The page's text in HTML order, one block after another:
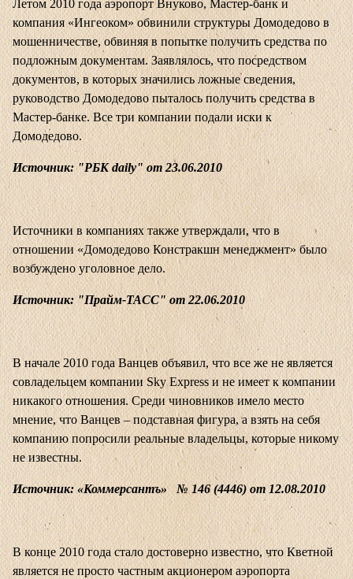
Летом 2010 года аэропорт Внуково, Мастер-банк и
компания «Ингеоком» обвинили структуры Домодедово в
мошенничестве, обвиняя в попытке получить средства по
подложным документам. Заявлялось, что посредством
документов, в которых значились ложные сведения,
руководство Домодедово пыталось получить средства в
Мастер-банке. Все три компании подали иски к
Домодедово.
Источник: "РБК daily" от 23.06.2010
Источники в компаниях также утверждали, что в
отношении «Домодедово Констракшн менеджмент» было
возбуждено уголовное дело.
Источник: "Прайм-ТАСС" от 22.06.2010
В начале 2010 года Ванцев объявил, что все же не является
совладельцем компании Sky Express и не имеет к компании
никакого отношения. Среди чиновников имело место
мнение, что Ванцев – подставная фигура, а взять на себя
компанию попросили реальные владельцы, которые никому
не известны.
Источник: «Коммерсантъ» № 146 (4446) от 12.08.2010
В конце 2010 года стало достоверно известно, что Кветной
является не просто частным акционером аэропорта